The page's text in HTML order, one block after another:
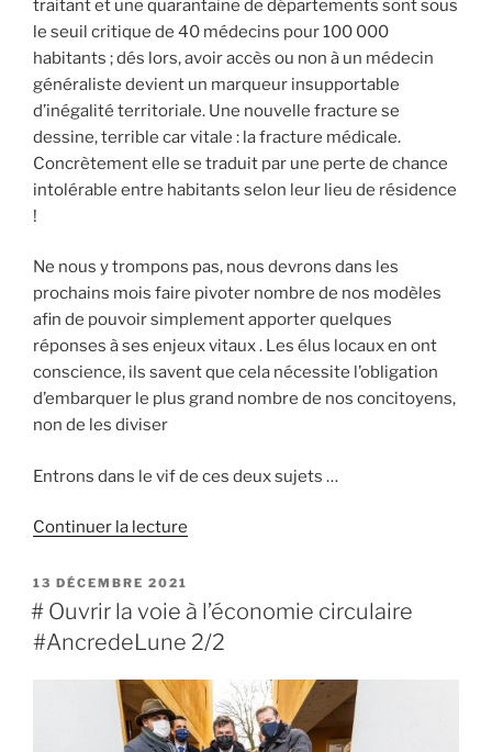
traitant et une quarantaine de départements sont sous
le seuil critique de 40 médecins pour 100 000
habitants ; dés lors, avoir accès ou non à un médecin
généraliste devient un marqueur insupportable
d’inégalité territoriale. Une nouvelle fracture se
dessine, terrible car vitale : la fracture médicale.
Concrètement elle se traduit par une perte de chance
intolérable entre habitants selon leur lieu de résidence
!
Ne nous y trompons pas, nous devrons dans les
prochains mois faire pivoter nombre de nos modèles
afin de pouvoir simplement apporter quelques
réponses à ses enjeux vitaux . Les élus locaux en ont
conscience, ils savent que cela nécessite l’obligation
d’embarquer le plus grand nombre de nos concitoyens,
non de les diviser
Entrons dans le vif de ces deux sujets …
Continuer la lecture
des
Petites
:
Deux
enjeux
PUBLIÉ
LE
13 DÉCEMBRE 2021
# Ouvrir la voie à l’économie circulaire
#AncredeLune 2/2